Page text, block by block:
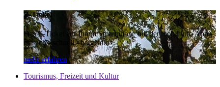
E-Ticket
Das E-Ticket auf Ihrem Smartphone mit der mobil info App -
einfach - schnell - bargeldlos
mehr erfahren
Tourismus, Freizeit und Kultur